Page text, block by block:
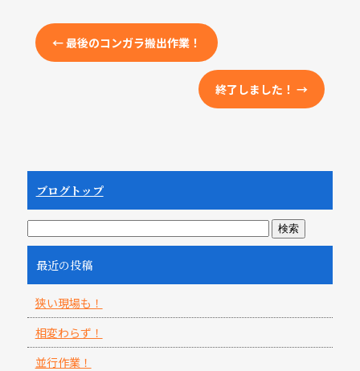
←最後のコンガラ搬出作業！
終了しました！→
ブログトップ
最近の投稿
狭い現場も！
相変わらず！
並行作業！